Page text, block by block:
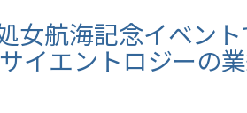
女航海記念イベン
イエントロジーの